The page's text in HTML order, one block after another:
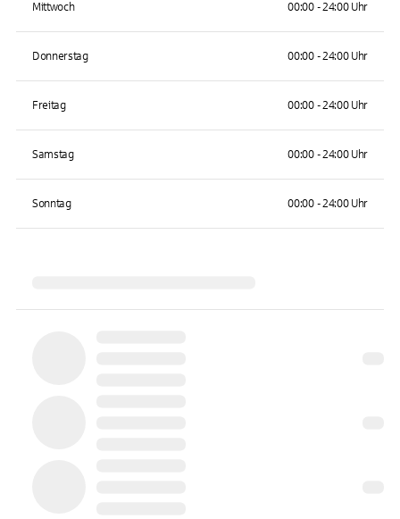
Mittwoch 00:00 - 24:00 Uhr
Donnerstag 00:00 - 24:00 Uhr
Freitag 00:00 - 24:00 Uhr
Samstag 00:00 - 24:00 Uhr
Sonntag 00:00 - 24:00 Uhr